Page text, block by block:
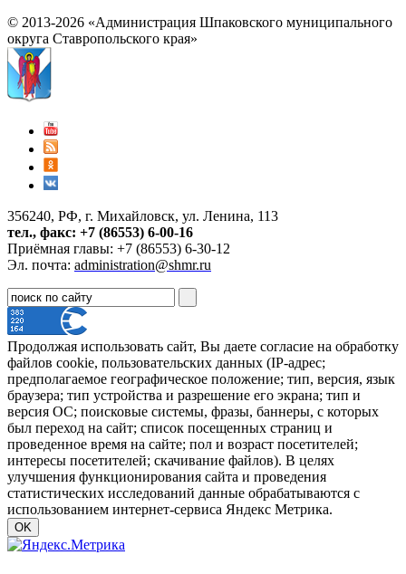
© 2013-2026 «Администрация Шпаковского муниципального
округа Ставропольского края»
356240, РФ, г. Михайловск, ул. Ленина, 113
тел., факс: +7 (86553) 6-00-16
Приёмная главы: +7 (86553) 6-30-12
Эл. почта: administration@shmr.ru
Продолжая использовать сайт, Вы даете согласие на обработку
файлов cookie, пользовательских данных (IP-адрес;
предполагаемое географическое положение; тип, версия, язык
браузера; тип устройства и разрешение его экрана; тип и
версия ОС; поисковые системы, фразы, баннеры, с которых
был переход на сайт; список посещенных страниц и
проведенное время на сайте; пол и возраст посетителей;
интересы посетителей; скачивание файлов). В целях
улучшения функционирования сайта и проведения
статистических исследований данные обрабатываются с
использованием интернет-сервиса Яндекс Метрика.
OK